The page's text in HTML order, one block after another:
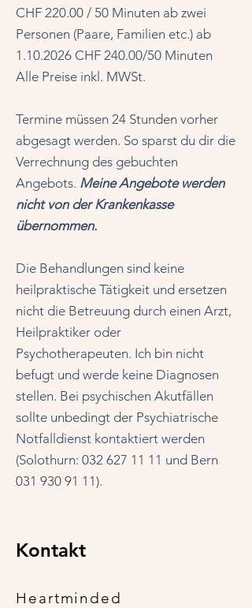
CHF 220.00 / 50 Minuten ab zwei
Personen (Paare, Familien etc.) ab
1.10.2026 CHF 240.00/50 Minuten
Alle Preise inkl. MWSt.
Termine müssen 24 Stunden vorher
abgesagt werden. So sparst du dir die
Verrechnung des gebuchten
Angebots. Meine Angebote werden
nicht von der Krankenkasse
übernommen.
Die Behandlungen sind keine
heilpraktische Tätigkeit und ersetzen
nicht die Betreuung durch einen Arzt,
Heilpraktiker oder
Psychotherapeuten. Ich bin nicht
befugt und werde keine Diagnosen
stellen. Bei psychischen Akutfällen
sollte unbedingt der Psychiatrische
Notfalldienst kontaktiert werden
(Solothurn: 032 627 11 11 und Bern
031 930 91 11).
Kontakt
Heartminded